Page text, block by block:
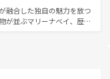
イの人々、仏教を中心とし
が、訪れる旅人を魅了し続
れるのも魅力。息をのむよ
、香港を存分に楽しみ尽く
融合した独自の魅力を放つ
が並ぶマリーナベイ、歴史